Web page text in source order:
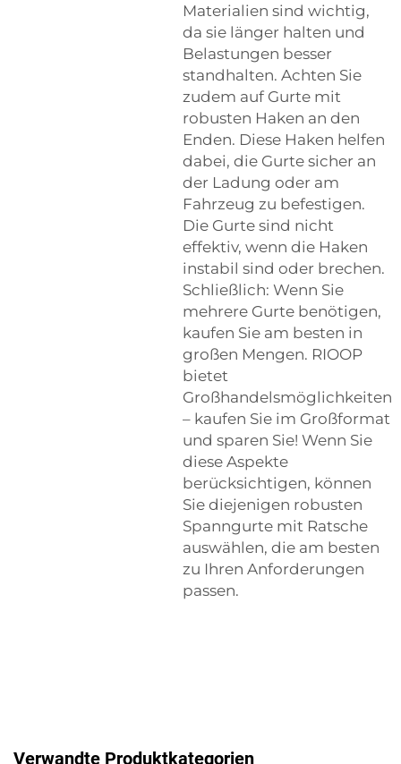
Materialien sind wichtig,
da sie länger halten und
Belastungen besser
standhalten. Achten Sie
zudem auf Gurte mit
robusten Haken an den
Enden. Diese Haken helfen
dabei, die Gurte sicher an
der Ladung oder am
Fahrzeug zu befestigen.
Die Gurte sind nicht
effektiv, wenn die Haken
instabil sind oder brechen.
Schließlich: Wenn Sie
mehrere Gurte benötigen,
kaufen Sie am besten in
großen Mengen. RIOOP
bietet
Großhandelsmöglichkeiten
– kaufen Sie im Großformat
und sparen Sie! Wenn Sie
diese Aspekte
berücksichtigen, können
Sie diejenigen robusten
Spanngurte mit Ratsche
auswählen, die am besten
zu Ihren Anforderungen
passen.
Verwandte Produktkategorien